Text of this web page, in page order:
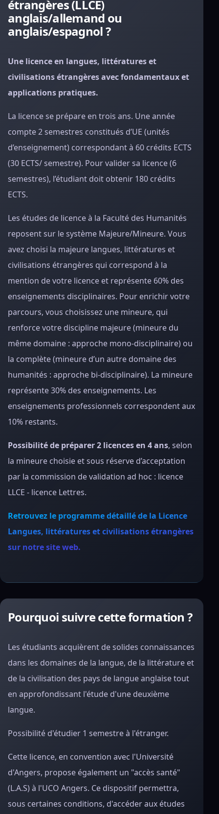
étrangères (LLCE)
anglais/allemand ou
anglais/espagnol ?
Une licence en langues, littératures et
civilisations étrangères avec fondamentaux et
applications pratiques.
La licence se prépare en trois ans. Une année
compte 2 semestres constitués d’UE (unités
d’enseignement) correspondant à 60 crédits ECTS
(30 ECTS/ semestre). Pour valider sa licence (6
semestres), l’étudiant doit obtenir 180 crédits
ECTS.
Les études de licence à la Faculté des Humanités
reposent sur le système Majeure/Mineure. Vous
avez choisi la majeure langues, littératures et
civilisations étrangères qui correspond à la
mention de votre licence et représente 60% des
enseignements disciplinaires. Pour enrichir votre
parcours, vous choisissez une mineure, qui
renforce votre discipline majeure (mineure du
même domaine : approche mono-disciplinaire) ou
la complète (mineure d’un autre domaine des
humanités : approche bi-disciplinaire). La mineure
représente 30% des enseignements. Les
enseignements professionnels correspondent aux
10% restants.
Possibilité de préparer 2 licences en 4 ans, selon
la mineure choisie et sous réserve d’acceptation
par la commission de validation ad hoc : licence
LLCE - licence Lettres.
Retrouvez le programme détaillé de la Licence
Langues, littératures et civilisations étrangères
sur notre site web.
Pourquoi suivre cette formation ?
Les étudiants acquièrent de solides connaissances
dans les domaines de la langue, de la littérature et
de la civilisation des pays de langue anglaise tout
en approfondissant l'étude d'une deuxième
langue.
Possibilité d'étudier 1 semestre à l'étranger.
Cette licence, en convention avec l'Université
d'Angers, propose également un "accès santé"
(L.A.S) à l'UCO Angers. Ce dispositif permettra,
sous certaines conditions, d'accéder aux études